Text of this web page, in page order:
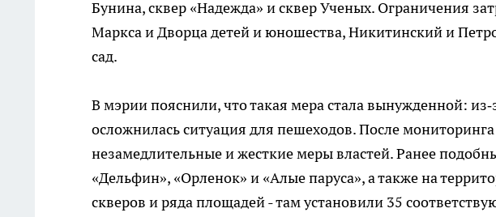
Бунина, сквер «Надежда» и сквер Ученых. Ограничения
Маркса и Дворца детей и юношества, Никитинский и
сад.
В мэрии пояснили, что такая мера стала вынужденной:
осложнилась ситуация для пешеходов. После
незамедлительные и жесткие меры властей. Ранее
«Дельфин», «Орленок» и «Алые паруса», а также на
скверов и ряда площадей - там установили 35